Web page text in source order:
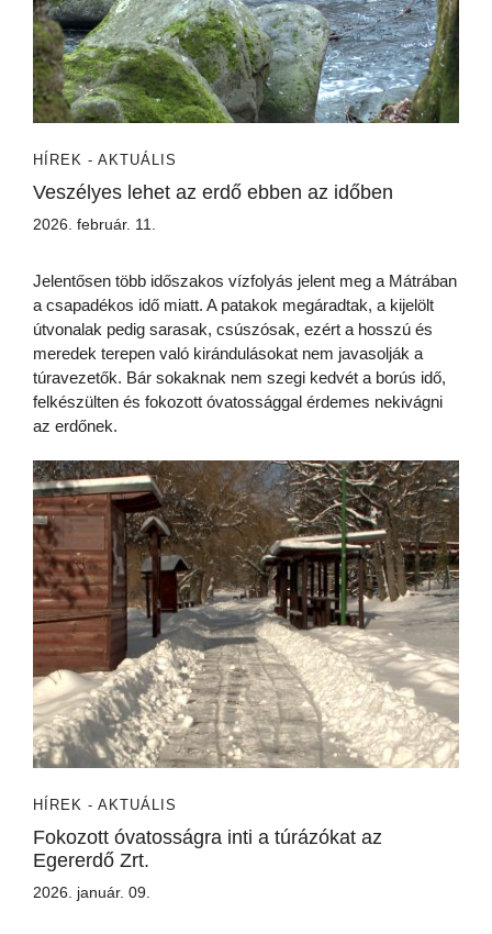
HÍREK - AKTUÁLIS
Veszélyes lehet az erdő ebben az időben
2026. február. 11.
Jelentősen több időszakos vízfolyás jelent meg a Mátrában
a csapadékos idő miatt. A patakok megáradtak, a kijelölt
útvonalak pedig sarasak, csúszósak, ezért a hosszú és
meredek terepen való kirándulásokat nem javasolják a
túravezetők. Bár sokaknak nem szegi kedvét a borús idő,
felkészülten és fokozott óvatossággal érdemes nekivágni
az erdőnek.
HÍREK - AKTUÁLIS
Fokozott óvatosságra inti a túrázókat az
Egererdő Zrt.
2026. január. 09.